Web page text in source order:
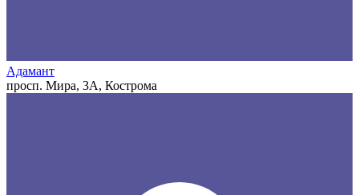
Адамант
просп. Мира, 3А, Кострома